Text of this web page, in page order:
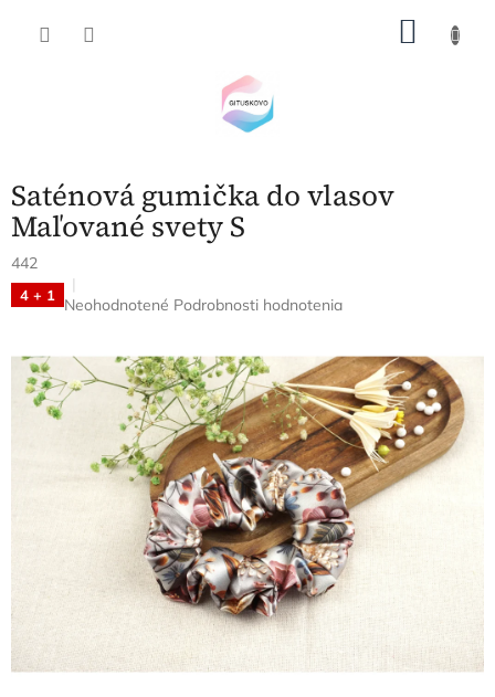
Saténová gumička do vlasov
Maľované svety S
442
4 + 1 Priemerné
0,0
hviezdičiek.
Neohodnotené Podrobnosti hodnotenia